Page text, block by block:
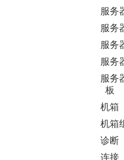
服务
服务
服务
服务
服务
板
机箱
机箱
诊断
连接